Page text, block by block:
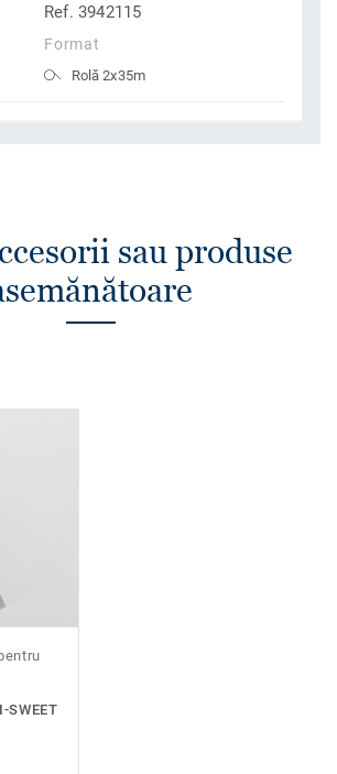
Ref. 3942115
Format
Rolă 2x35m
sau produse
SWEET